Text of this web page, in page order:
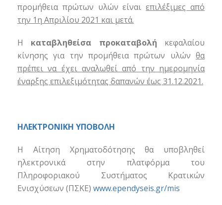
προμήθεια πρώτων υλών είναιεπιλέξιμες από
την 1η Απριλίου 2021 και μετά.
Η καταβληθείσα προκαταβολή κεφαλαίου
κίνησης για την προμήθεια πρώτων υλών θα
πρέπει να έχει αναλωθεί από την ημερομηνία
έναρξης επιλεξιμότητας δαπανών έως 31.12.2021.
ΗΛΕΚΤΡΟΝΙΚΗ ΥΠΟΒΟΛΗ
Η Αίτηση Χρηματοδότησης θα υποβληθεί
ηλεκτρονικά στην πλατφόρμα του
Πληροφοριακού Συστήματος Κρατικών
Ενισχύσεων (ΠΣΚΕ) www.ependyseis.gr/mis